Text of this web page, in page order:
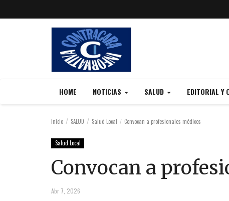
HOME NOTICIAS SALUD EDITORIAL Y
Inicio SALUD Salud Local Convocan a profesionales médicos
Salud Local
Convocan a
Abr 7, 2026